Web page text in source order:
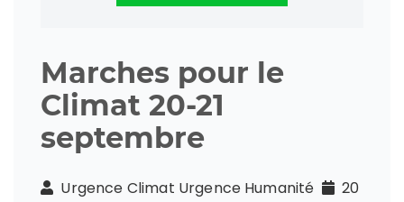
Marches pour le
Climat 20-21
septembre
Urgence Climat Urgence Humanité
20